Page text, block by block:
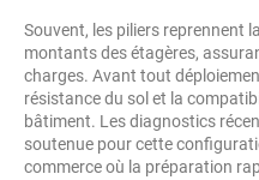
Souvent, les piliers reprennent
montants des étagères,
charges. Avant tout
résistance du sol et la
bâtiment. Les diagnostics
soutenue pour cette
commerce où la préparation